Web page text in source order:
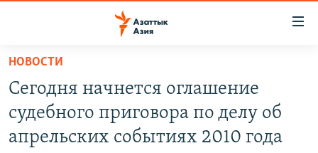
Вернуться
основному
содержанию
Вернутся
КАЗАХСТАН
НОВОСТИ
ВОЙНА В УКРАИНЕ
НОВОСТИ
Сегодня начнется оглашение
судебного приговора по делу об
апрельских событиях 2010 года